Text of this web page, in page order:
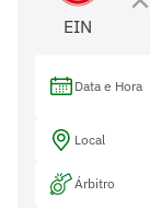
EIN
Data e Hora
Local
Árbitro